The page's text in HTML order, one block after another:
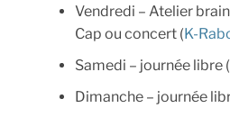
Vendredi – Atelier
Cap ou concert (K-
Samedi – journée libre
Dimanche – journée